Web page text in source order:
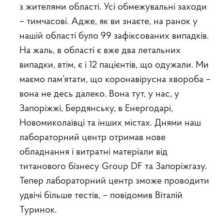
з жителями області. Усі обмежувальні заходи
– тимчасові. Адже, як ви знаєте, на ранок у
нашій області було 99 зафіксованих випадків.
На жаль, в області є вже два летальних
випадки, втім, є і 12 пацієнтів, що одужали. Ми
маємо пам’ятати, що коронавірусна хвороба –
вона не десь далеко. Вона тут, у нас, у
Запоріжжі, Бердянську, в Енергодарі,
Новомиколаївці та інших містах. Днями наш
лабораторний центр отримав нове
обладнання і витратні матеріали від
титанового бізнесу Group DF та Запоріжгазу.
Тепер лабораторний центр зможе проводити
удвічі більше тестів, – повідомив Віталій
Туринок.